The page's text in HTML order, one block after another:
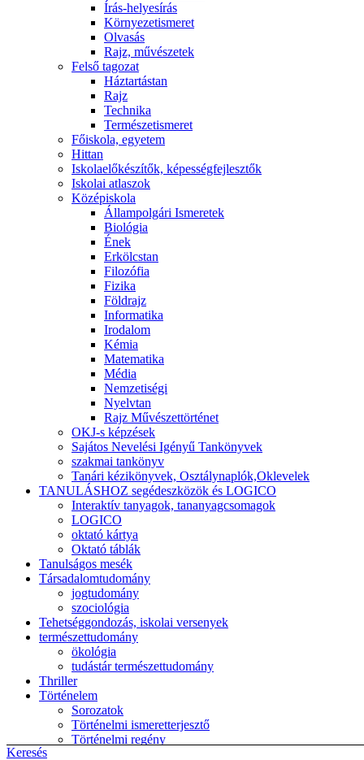
Keresés
Írás-helyesírás
Környezetismeret
Olvasás
Rajz, művészetek
Felső tagozat
Háztartástan
Rajz
Technika
Természetismeret
Főiskola, egyetem
Hittan
Iskolaelőkészítők, képességfejlesztők
Iskolai atlaszok
Középiskola
Állampolgári Ismeretek
Biológia
Ének
Erkölcstan
Filozófia
Fizika
Földrajz
Informatika
Irodalom
Kémia
Matematika
Média
Nemzetiségi
Nyelvtan
Rajz Művészettörténet
OKJ-s képzések
Sajátos Nevelési Igényű Tankönyvek
szakmai tankönyv
Tanári kézikönyvek, Osztálynaplók,Oklevelek
TANULÁSHOZ segédeszközök és LOGICO
Interaktív tanyagok, tananyagcsomagok
LOGICO
oktató kártya
Oktató táblák
Tanulságos mesék
Társadalomtudomány
jogtudomány
szociológia
Tehetséggondozás, iskolai versenyek
természettudomány
ökológia
tudástár természettudomány
Thriller
Történelem
Sorozatok
Történelmi ismeretterjesztő
Történelmi regény
Uncategorized